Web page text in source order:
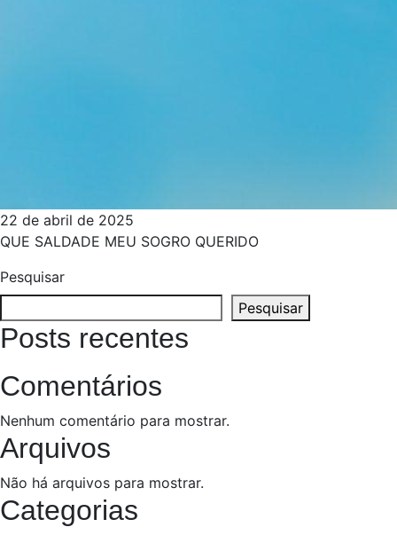
22 de abril de 2025
QUE SALDADE MEU SOGRO QUERIDO
Pesquisar
Pesquisar
Posts recentes
Comentários
Nenhum comentário para mostrar.
Arquivos
Não há arquivos para mostrar.
Categorias